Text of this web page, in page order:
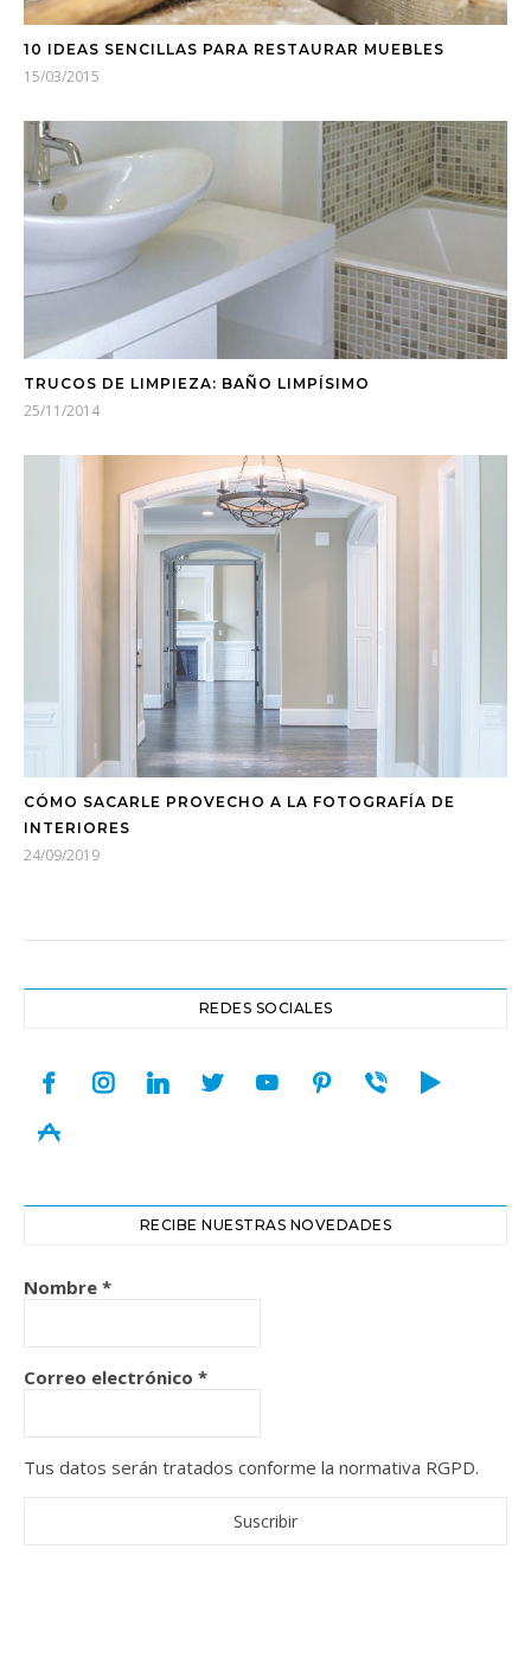
10 IDEAS SENCILLAS PARA RESTAURAR MUEBLES
15/03/2015
TRUCOS DE LIMPIEZA: BAÑO LIMPÍSIMO
25/11/2014
CÓMO SACARLE PROVECHO A LA FOTOGRAFÍA DE
INTERIORES
24/09/2019
REDES SOCIALES
facebookinstagramlinkedintwitteryoutubepinterest
viber play
appstore
RECIBE NUESTRAS NOVEDADES
Nombre *
Correo electrónico *
Tus datos serán tratados conforme la normativa RGPD.